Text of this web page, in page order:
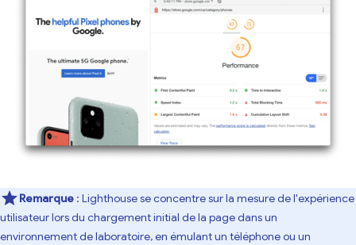
Remarque : Lighthouse se concentre sur la mesure de l'expérience
utilisateur lors du chargement initial de la page dans un
environnement de laboratoire, en émulant un téléphone ou un